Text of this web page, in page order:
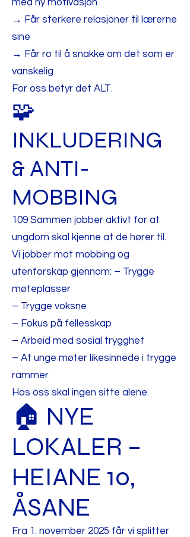
med ny motivasjon
→ Får sterkere relasjoner til lærerne
sine
→ Får ro til å snakke om det som er
vanskelig
For oss betyr det ALT.
🧩
INKLUDERING
& ANTI-
MOBBING
109 Sammen jobber aktivt for at
ungdom skal kjenne at de hører til.
Vi jobber mot mobbing og
utenforskap gjennom: – Trygge
møteplasser
– Trygge voksne
– Fokus på fellesskap
– Arbeid med sosial trygghet
– At unge møter likesinnede i trygge
rammer
Hos oss skal ingen sitte alene.
🏠 NYE
LOKALER –
HEIANE 10,
ÅSANE
Fra 1. november 2025 får vi splitter